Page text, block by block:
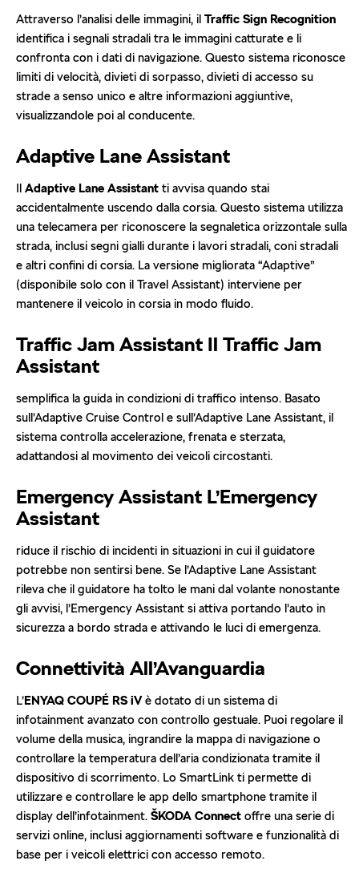
Attraverso l’analisi delle immagini, il Traffic Sign Recognition
identifica i segnali stradali tra le immagini catturate e li
confronta con i dati di navigazione. Questo sistema riconosce
limiti di velocità, divieti di sorpasso, divieti di accesso su
strade a senso unico e altre informazioni aggiuntive,
visualizzandole poi al conducente.
Adaptive Lane Assistant
Il Adaptive Lane Assistant ti avvisa quando stai
accidentalmente uscendo dalla corsia. Questo sistema utilizza
una telecamera per riconoscere la segnaletica orizzontale sulla
strada, inclusi segni gialli durante i lavori stradali, coni stradali
e altri confini di corsia. La versione migliorata “Adaptive”
(disponibile solo con il Travel Assistant) interviene per
mantenere il veicolo in corsia in modo fluido.
Traffic Jam Assistant Il Traffic Jam
Assistant
semplifica la guida in condizioni di traffico intenso. Basato
sull’Adaptive Cruise Control e sull’Adaptive Lane Assistant, il
sistema controlla accelerazione, frenata e sterzata,
adattandosi al movimento dei veicoli circostanti.
Emergency Assistant L’Emergency
Assistant
riduce il rischio di incidenti in situazioni in cui il guidatore
potrebbe non sentirsi bene. Se l’Adaptive Lane Assistant
rileva che il guidatore ha tolto le mani dal volante nonostante
gli avvisi, l’Emergency Assistant si attiva portando l’auto in
sicurezza a bordo strada e attivando le luci di emergenza.
Connettività All’Avanguardia
L’ENYAQ COUPÉ RS iVè dotato di un sistema di
infotainment avanzato con controllo gestuale. Puoi regolare il
volume della musica, ingrandire la mappa di navigazione o
controllare la temperatura dell’aria condizionata tramite il
dispositivo di scorrimento. Lo SmartLink ti permette di
utilizzare e controllare le app dello smartphone tramite il
display dell’infotainment. ŠKODA Connect offre una serie di
servizi online, inclusi aggiornamenti software e funzionalità di
base per i veicoli elettrici con accesso remoto.